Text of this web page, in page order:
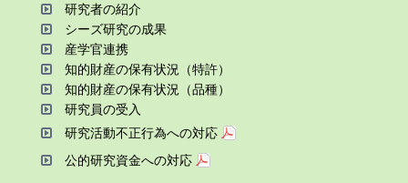
研究者の紹介
シーズ研究の成果
産学官連携
知的財産の保有状況（特許）
知的財産の保有状況（品種）
研究員の受⼊
研究活動不正⾏為への対応
公的研究資金への対応